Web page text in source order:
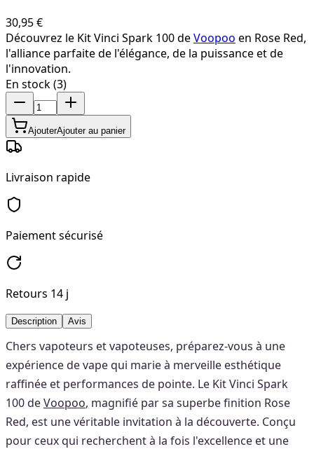
30,95 €
Découvrez le Kit Vinci Spark 100 deVoopoo en Rose Red,
l'alliance parfaite de l'élégance, de la puissance et de
l'innovation.
En stock (3)
AjouterAjouter au panier
Livraison rapide
Paiement sécurisé
Retours 14 j
Description Avis
Chers vapoteurs et vapoteuses, préparez-vous à une
expérience de vape qui marie à merveille esthétique
raffinée et performances de pointe. Le Kit Vinci Spark
100 deVoopoo, magnifié par sa superbe finition Rose
Red, est une véritable invitation à la découverte. Conçu
pour ceux qui recherchent à la fois l'excellence et une